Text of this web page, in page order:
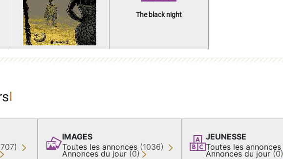
The black night
IMAGES
Toutes les annonces (1036)
Annonces du jour (0)
JEUNESSE
Toutes les annonces
Annonces du jour (0)